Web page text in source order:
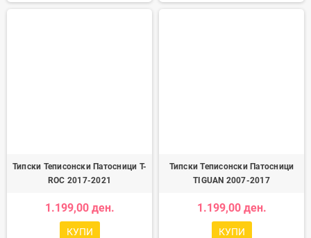
Типски Теписонски Патосници T-
ROC 2017-2021
1.199,00 ден.
КУПИ
Типски Теписонски Патосници
TIGUAN 2007-2017
1.199,00 ден.
КУПИ